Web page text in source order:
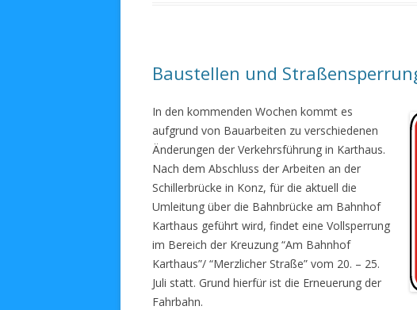
Baustellen und
In den kommenden Wochen kommt es
aufgrund von Bauarbeiten zu verschiedenen
Änderungen der Verkehrsführung in Karthaus.
Nach dem Abschluss der Arbeiten an der
Schillerbrücke in Konz, für die aktuell die
Umleitung über die Bahnbrücke am Bahnhof
Karthaus geführt wird, findet eine Vollsperrung
im Bereich der Kreuzung “Am Bahnhof
Karthaus”/ “Merzlicher Straße” vom 20. – 25.
Juli statt. Grund hierfür ist die Erneuerung der
Fahrbahn.